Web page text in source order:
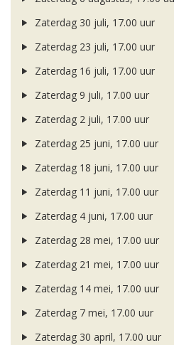
Zaterdag 30 juli, 17.00 uur
Zaterdag 23 juli, 17.00 uur
Zaterdag 16 juli, 17.00 uur
Zaterdag 9 juli, 17.00 uur
Zaterdag 2 juli, 17.00 uur
Zaterdag 25 juni, 17.00 uur
Zaterdag 18 juni, 17.00 uur
Zaterdag 11 juni, 17.00 uur
Zaterdag 4 juni, 17.00 uur
Zaterdag 28 mei, 17.00 uur
Zaterdag 21 mei, 17.00 uur
Zaterdag 14 mei, 17.00 uur
Zaterdag 7 mei, 17.00 uur
Zaterdag 30 april, 17.00 uur